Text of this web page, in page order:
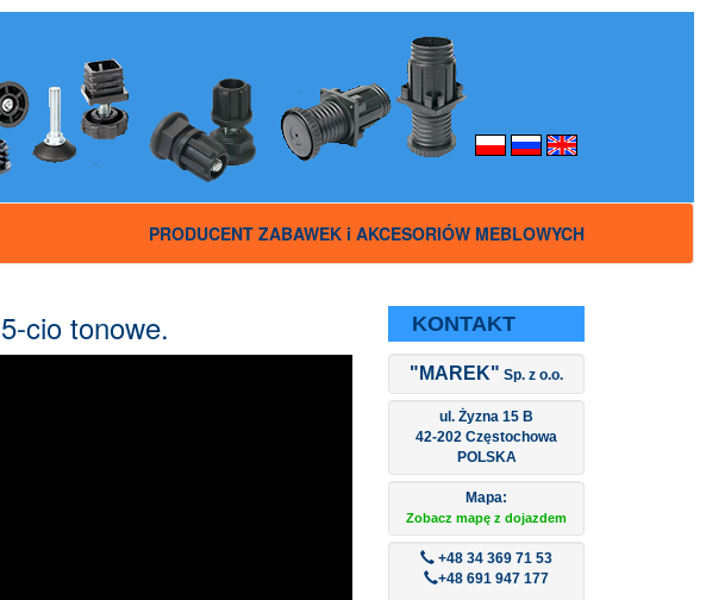
PRODUCENT ZABAWEK i AKCESORIÓW MEBLOWYCH
cio tonowe. KONTAKT
"MAREK" Sp. z o.o.
ul. Żyzna 15 B
42-202 Częstochowa
POLSKA
Mapa:
Zobacz mapę z dojazdem
+48 34 369 71 53
+48 691 947 177